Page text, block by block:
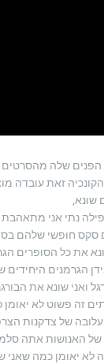
שלה
זאת עובדה
שונא,
נתי אני
חופשי שלהם
את כל הסופרים
הגרמנים היחידים
ואני שונא את
זה פשוט לא
עלובה של צדקנות
האנושות אתה
זה לא יאומן כמה